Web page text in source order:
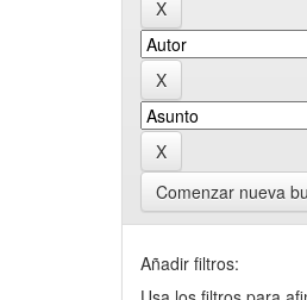
Comenzar nueva
Añadir filtros: